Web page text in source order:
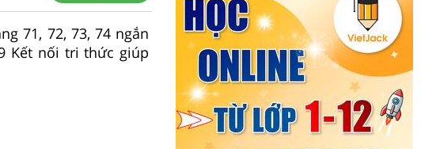
71, 72, 73, 74 ngắn
Kết nối tri thức giúp